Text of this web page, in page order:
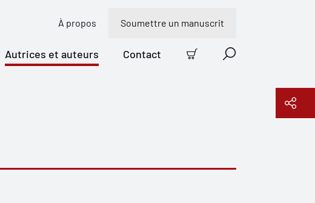
À propos Soumettre un manuscrit
Autrices et auteurs Contact
Panier Recherche